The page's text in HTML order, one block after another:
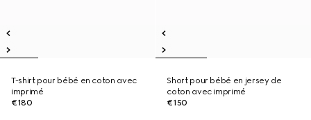
T-shirt pour bébé en coton avec
imprimé
€180
Short pour bébé en jersey de
coton avec imprimé
€150